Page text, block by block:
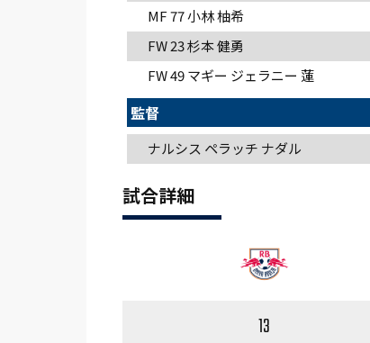
MF 77小林 柚希
FW 23杉本 健勇
FW 49マギー ジェラニー 蓮
監督
ナルシス ペラッチ ナダル
試合詳細
13